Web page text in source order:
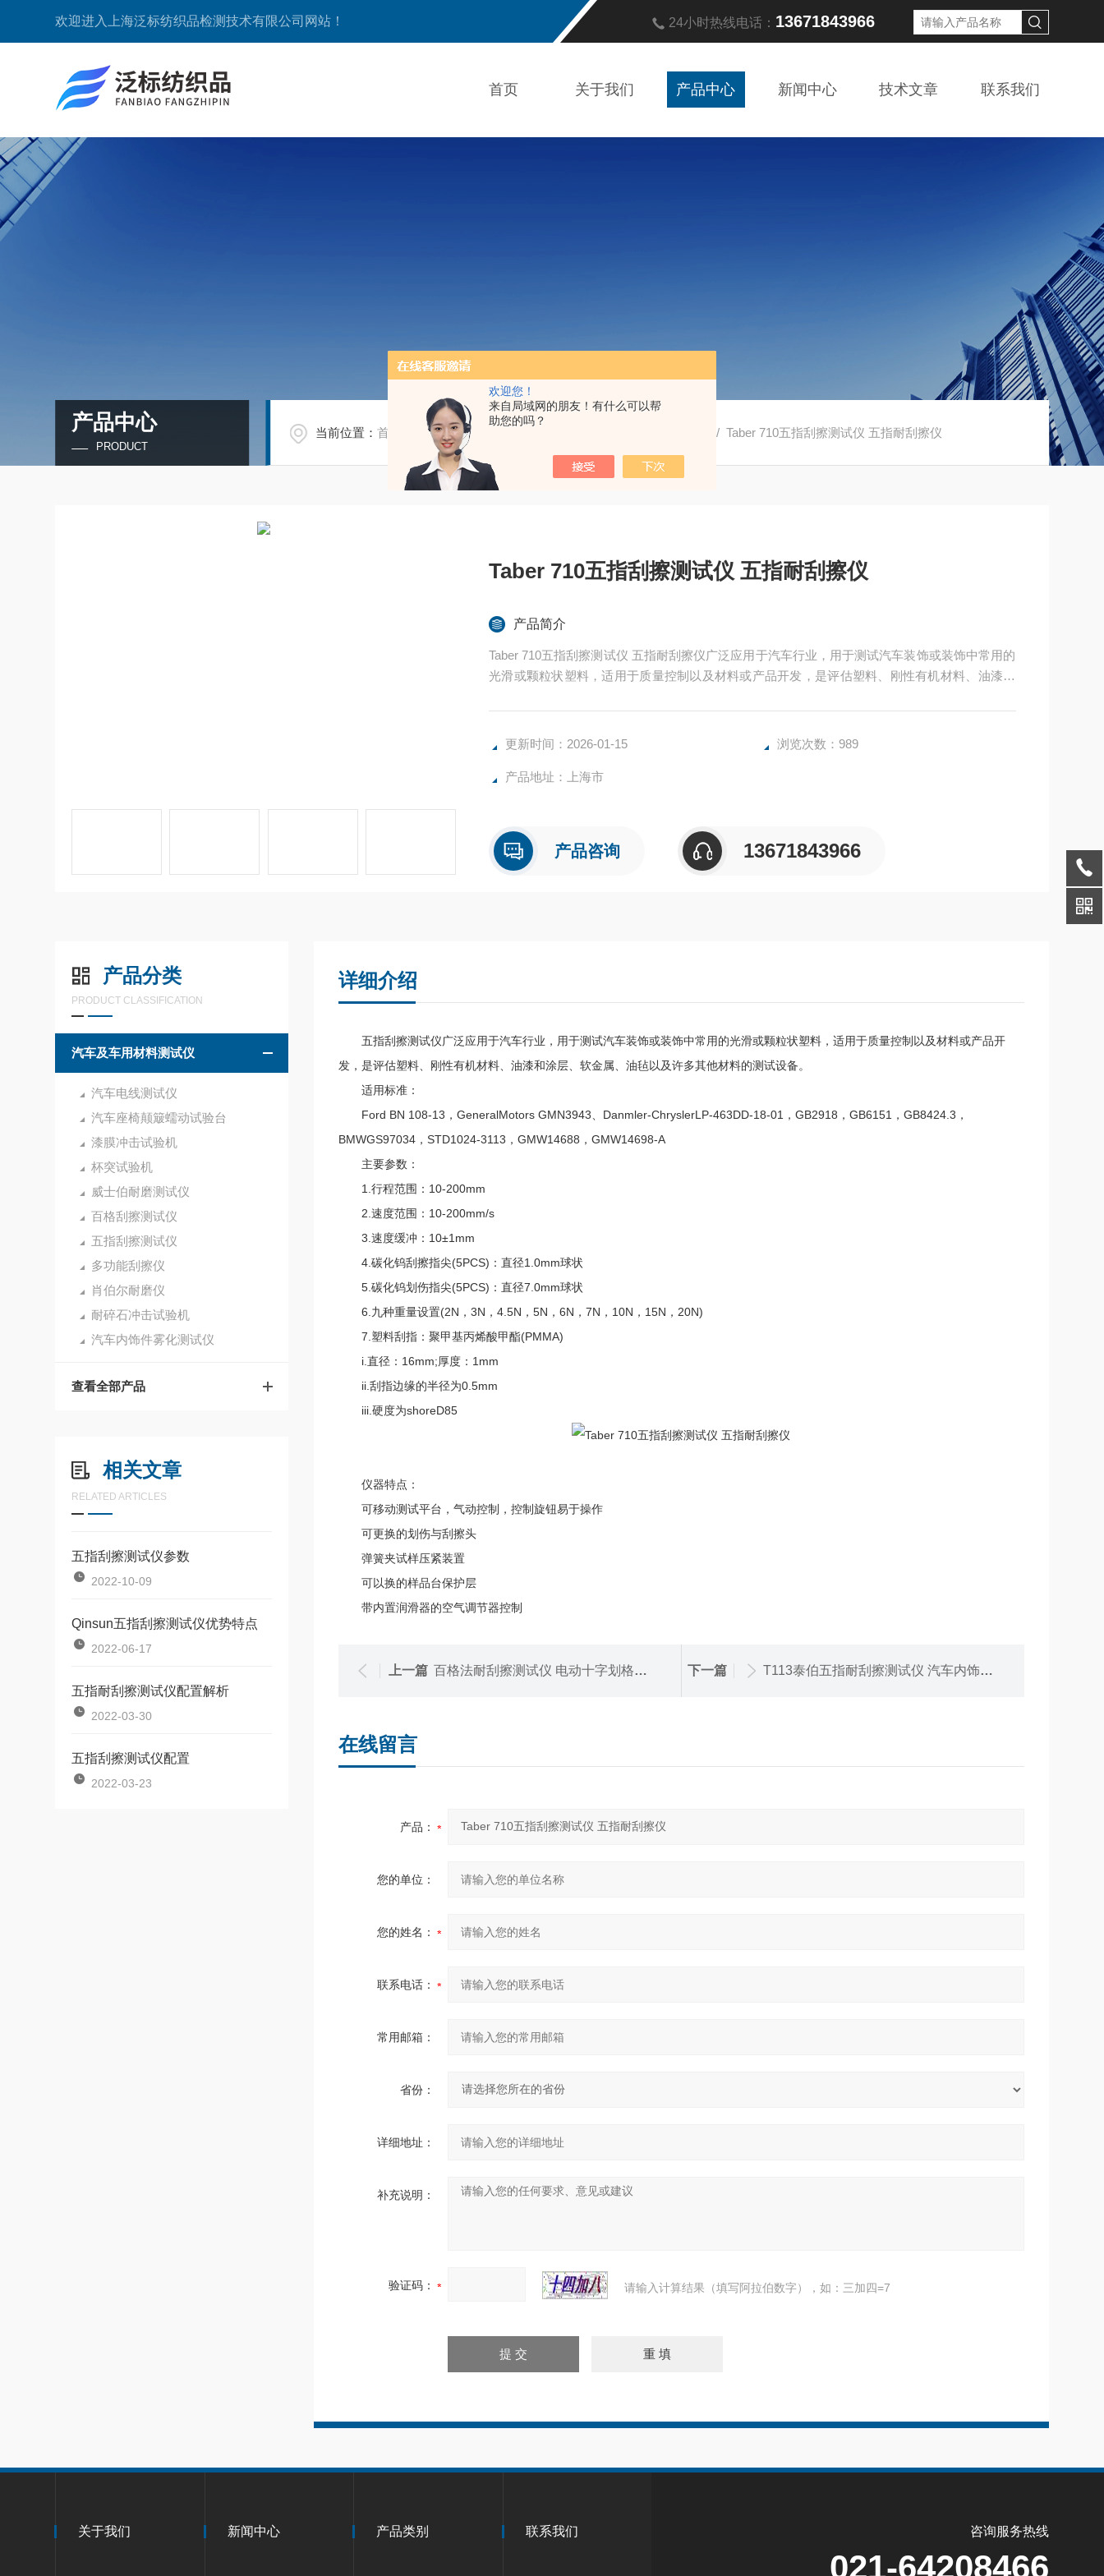
欢迎您！
来自局域网的朋友！有什么可以帮
助您的吗？
欢迎进入上海泛标纺织品检测技术有限公司网站！ 24小时热线电话： 13671843966
首页 关于我们 产品中心 新闻中心 技术文章 联系我们
产品中心
PRODUCT
当前位置：首页 产品中心/ / Taber 710五指刮擦测试仪 五指耐刮擦仪
Taber 710五指刮擦测试仪 五指耐刮擦仪
产品简介
Taber 710五指刮擦测试仪 五指耐刮擦仪广泛应用于汽车行业，用于测试汽车装饰或装饰中常用的
光滑或颗粒状塑料，适用于质量控制以及材料或产品开发，是评估塑料、刚性有机材料、油漆和
更新时间：2026-01-15 浏览次数：989
产品地址：上海市
产品咨询 13671843966
产品分类
PRODUCT CLASSIFICATION
汽车及车用材料测试仪
汽车电线测试仪
汽车座椅颠簸蠕动试验台
漆膜冲击试验机
杯突试验机
威士伯耐磨测试仪
百格刮擦测试仪
五指刮擦测试仪
多功能刮擦仪
肖伯尔耐磨仪
耐碎石冲击试验机
汽车内饰件雾化测试仪
查看全部产品
相关文章
RELATED ARTICLES
五指刮擦测试仪参数
2022-10-09
Qinsun五指刮擦测试仪优势特点
2022-06-17
五指耐刮擦测试仪配置解析
2022-03-30
五指刮擦测试仪配置
2022-03-23
详细介绍
五指刮擦测试仪广泛应用于汽车行业，用于测试汽车装饰或装饰中常用的光滑或颗粒状塑料，适用于质量控制以及材料或产品开
发，是评估塑料、刚性有机材料、油漆和涂层、软金属、油毡以及许多其他材料的测试设备。
适用标准：
Ford BN 108-13，GeneralMotors GMN3943、Danmler-ChryslerLP-463DD-18-01，GB2918，GB6151，GB8424.3，
BMWGS97034，STD1024-3113，GMW14688，GMW14698-A
主要参数：
1.行程范围：10-200mm
2.速度范围：10-200mm/s
3.速度缓冲：10±1mm
4.碳化钨刮擦指尖(5PCS)：直径1.0mm球状
5.碳化钨划伤指尖(5PCS)：直径7.0mm球状
6.九种重量设置(2N，3N，4.5N，5N，6N，7N，10N，15N，20N)
7.塑料刮指：聚甲基丙烯酸甲酯(PMMA)
i.直径：16mm;厚度：1mm
ii.刮指边缘的半径为0.5mm
iii.硬度为shoreD85
仪器特点：
可移动测试平台，气动控制，控制旋钮易于操作
可更换的划伤与刮擦头
弹簧夹试样压紧装置
可以换的样品台保护层
带内置润滑器的空气调节器控制
上一篇 百格法耐刮擦测试仪 电动十字划格仪 刮擦仪 下一篇 T113泰伯五指耐刮擦测试仪 汽车内饰五指刮擦仪
在线留言
产品：
您的单位：
您的姓名：
联系电话：
常用邮箱：
省份：
详细地址：
补充说明：
验证码： 请输入计算结果（填写阿拉伯数字），如：三加四=7
关于我们 新闻中心 产品类别 联系我们 咨询服务热线
021-64208466